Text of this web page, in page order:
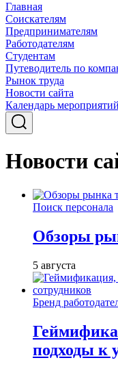
Главная
Соискателям
Предпринимателям
Работодателям
Студентам
Путеводитель по
Рынок труда
Новости сайта
Календарь мероприятий
Новости
Поиск персонала
Обзоры
5 августа
Бренд
подходы к